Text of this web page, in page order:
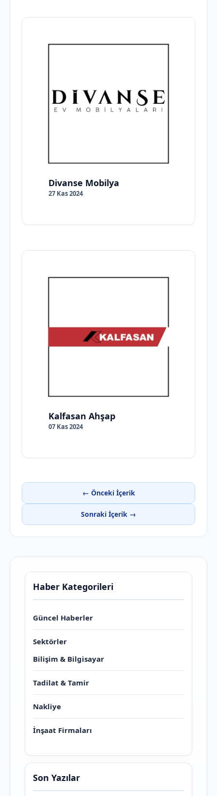
Divanse Mobilya
27 Kas 2024
Kalfasan Ahşap
07 Kas 2024
← Önceki İçerik
Sonraki İçerik →
Haber Kategorileri
Güncel Haberler
Sektörler
Bilişim & Bilgisayar
Tadilat & Tamir
Nakliye
İnşaat Firmaları
Son Yazılar